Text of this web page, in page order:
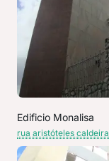
Edificio Monalisa
rua aristóteles caldeira